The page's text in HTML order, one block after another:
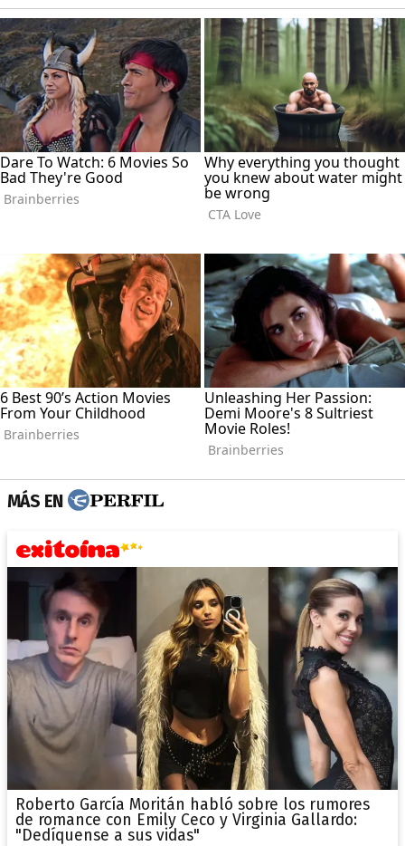
MÁS EN
Roberto García Moritán habló sobre los rumores
de romance con Emily Ceco y Virginia Gallardo:
"Dedíquense a sus vidas"